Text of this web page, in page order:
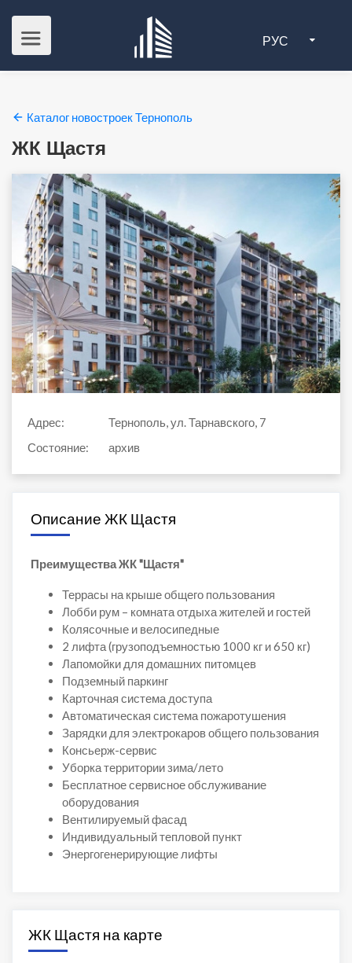
РУС
Каталог новостроек Тернополь
ЖК Щастя
Адрес:
Тернополь, ул. Тарнавского, 7
Состояние:
архив
Описание ЖК Щастя
Преимущества ЖК "Щастя"
Террасы на крыше общего пользования
Лобби рум – комната отдыха жителей и гостей
Колясочные и велосипедные
2 лифта (грузоподъемностью 1000 кг и 650 кг)
Лапомойки для домашних питомцев
Подземный паркинг
Карточная система доступа
Автоматическая система пожаротушения
Зарядки для электрокаров общего пользования
Консьерж-сервис
Уборка территории зима/лето
Бесплатное сервисное обслуживание
оборудования
Вентилируемый фасад
Индивидуальный тепловой пункт
Энергогенерирующие лифты
ЖК Щастя на карте